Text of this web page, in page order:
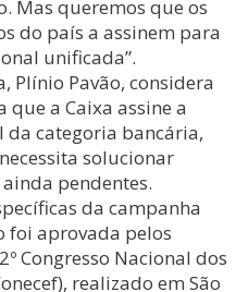
Mas queremos que os
do país a assinem para
unificada”.
Plínio Pavão, considera
a Caixa assine a
da categoria bancária,
solucionar
pendentes.
da campanha
foi aprovada pelos
Congresso Nacional dos
realizado em São